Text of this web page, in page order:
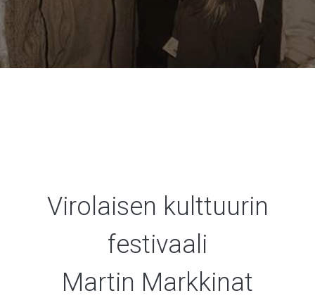
Virolaisen kulttuurin
festivaali
Martin Markkinat